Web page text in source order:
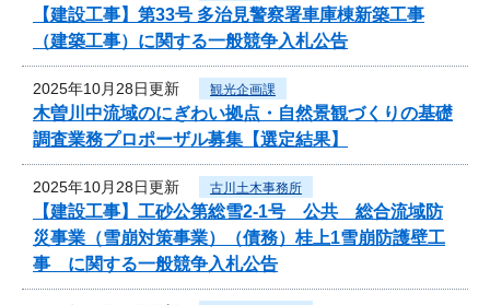
【建設工事】第33号 多治見警察署車庫棟新築工事
（建築工事）に関する一般競争入札公告
2025年10月28日更新 観光企画課
木曽川中流域のにぎわい拠点・自然景観づくりの基礎
調査業務プロポーザル募集【選定結果】
2025年10月28日更新 古川土木事務所
【建設工事】工砂公第総雪2-1号 公共 総合流域防
災事業（雪崩対策事業）（債務）桂上1雪崩防護壁工
事 に関する一般競争入札公告